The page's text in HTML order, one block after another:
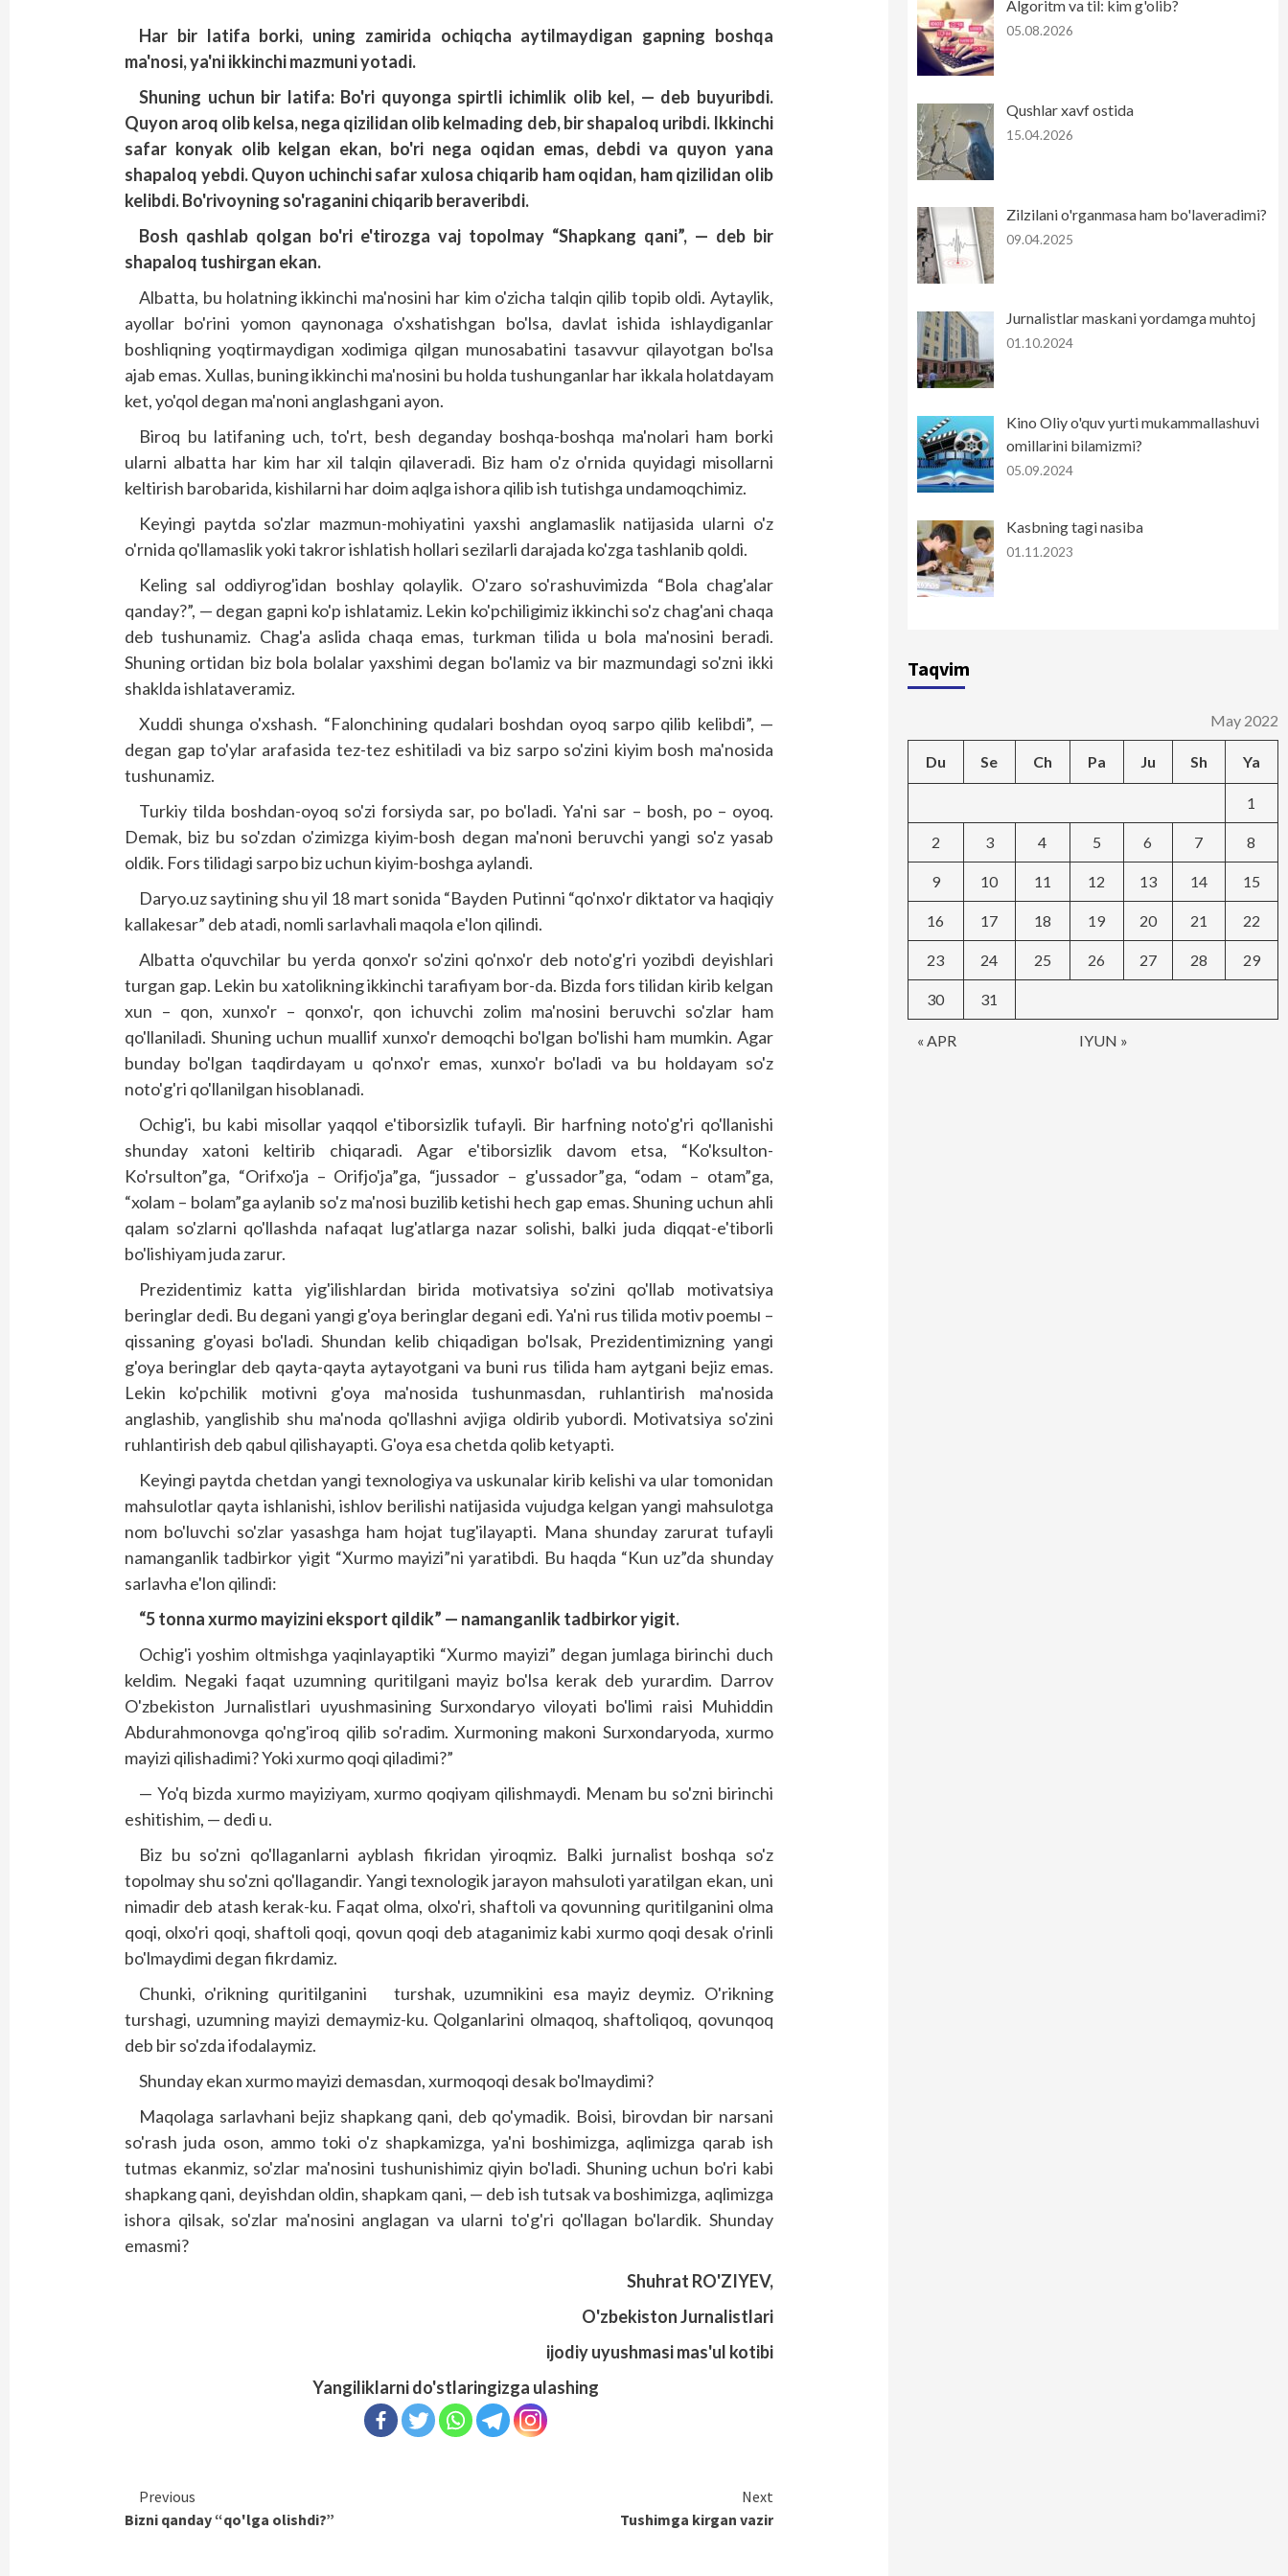
Har bir latifa borki, uning zamirida ochiqcha aytilmaydigan gapning boshqa
ma'nosi, ya'ni ikkinchi mazmuni yotadi.
Shuning uchun bir latifa: Bo'ri quyonga spirtli ichimlik olib kel, — deb buyuribdi.
Quyon aroq olib kelsa, nega qizilidan olib kelmading deb, bir shapaloq uribdi. Ikkinchi
safar konyak olib kelgan ekan, bo'ri nega oqidan emas, debdi va quyon yana
shapaloq yebdi. Quyon uchinchi safar xulosa chiqarib ham oqidan, ham qizilidan olib
kelibdi. Bo'rivoyning so'raganini chiqarib beraveribdi.
Bosh qashlab qolgan bo'ri e'tirozga vaj topolmay “Shapkang qani”, — deb bir
shapaloq tushirgan ekan.
Albatta, bu holatning ikkinchi ma'nosini har kim o'zicha talqin qilib topib oldi. Aytaylik,
ayollar bo'rini yomon qaynonaga o'xshatishgan bo'lsa, davlat ishida ishlaydiganlar
boshliqning yoqtirmaydigan xodimiga qilgan munosabatini tasavvur qilayotgan bo'lsa
ajab emas. Xullas, buning ikkinchi ma'nosini bu holda tushunganlar har ikkala holatdayam
ket, yo'qol degan ma'noni anglashgani ayon.
Biroq bu latifaning uch, to'rt, besh deganday boshqa-boshqa ma'nolari ham borki
ularni albatta har kim har xil talqin qilaveradi. Biz ham o'z o'rnida quyidagi misollarni
keltirish barobarida, kishilarni har doim aqlga ishora qilib ish tutishga undamoqchimiz.
Keyingi paytda so'zlar mazmun-mohiyatini yaxshi anglamaslik natijasida ularni o'z
o'rnida qo'llamaslik yoki takror ishlatish hollari sezilarli darajada ko'zga tashlanib qoldi.
Keling sal oddiyrog'idan boshlay qolaylik. O'zaro so'rashuvimizda “Bola chag'alar
qanday?”, — degan gapni ko'p ishlatamiz. Lekin ko'pchiligimiz ikkinchi so'z chag'ani chaqa
deb tushunamiz. Chag'a aslida chaqa emas, turkman tilida u bola ma'nosini beradi.
Shuning ortidan biz bola bolalar yaxshimi degan bo'lamiz va bir mazmundagi so'zni ikki
shaklda ishlataveramiz.
Xuddi shunga o'xshash. “Falonchining qudalari boshdan oyoq sarpo qilib kelibdi”, —
degan gap to'ylar arafasida tez-tez eshitiladi va biz sarpo so'zini kiyim bosh ma'nosida
tushunamiz.
Turkiy tilda boshdan-oyoq so'zi forsiyda sar, po bo'ladi. Ya'ni sar – bosh, po – oyoq.
Demak, biz bu so'zdan o'zimizga kiyim-bosh degan ma'noni beruvchi yangi so'z yasab
oldik. Fors tilidagi sarpo biz uchun kiyim-boshga aylandi.
Daryo.uz saytining shu yil 18 mart sonida “Bayden Putinni “qo'nxo'r diktator va haqiqiy
kallakesar” deb atadi, nomli sarlavhali maqola e'lon qilindi.
Albatta o'quvchilar bu yerda qonxo'r so'zini qo'nxo'r deb noto'g'ri yozibdi deyishlari
turgan gap. Lekin bu xatolikning ikkinchi tarafiyam bor-da. Bizda fors tilidan kirib kelgan
xun – qon, xunxo'r – qonxo'r, qon ichuvchi zolim ma'nosini beruvchi so'zlar ham
qo'llaniladi. Shuning uchun muallif xunxo'r demoqchi bo'lgan bo'lishi ham mumkin. Agar
bunday bo'lgan taqdirdayam u qo'nxo'r emas, xunxo'r bo'ladi va bu holdayam so'z
noto'g'ri qo'llanilgan hisoblanadi.
Ochig'i, bu kabi misollar yaqqol e'tiborsizlik tufayli. Bir harfning noto'g'ri qo'llanishi
shunday xatoni keltirib chiqaradi. Agar e'tiborsizlik davom etsa, “Ko'ksulton-
Ko'rsulton”ga, “Orifxo'ja – Orifjo'ja”ga, “jussador – g'ussador”ga, “odam – otam”ga,
“xolam – bolam”ga aylanib so'z ma'nosi buzilib ketishi hech gap emas. Shuning uchun ahli
qalam so'zlarni qo'llashda nafaqat lug'atlarga nazar solishi, balki juda diqqat-e'tiborli
bo'lishiyam juda zarur.
Prezidentimiz katta yig'ilishlardan birida motivatsiya so'zini qo'llab motivatsiya
beringlar dedi. Bu degani yangi g'oya beringlar degani edi. Ya'ni rus tilida motiv poemы –
qissaning g'oya­­si bo'ladi. Shundan kelib chiqadigan bo'lsak, Prezidentimizning yangi
g'oya beringlar deb qayta-qayta aytayotgani va buni rus tilida ham ayt­gani bejiz emas.
Lekin ko'pchilik motivni g'oya ma'nosida tushunmasdan, ruhlantirish ma'nosida
anglashib, yanglishib shu ma'noda qo'llashni avjiga oldirib yubordi. Motivatsiya so'zini
ruhlantirish deb qabul qilishayapti. G'oya esa chetda qolib ketyapti.
Keyingi paytda chetdan yangi texnologiya va uskunalar kirib kelishi va ular tomonidan
mahsulotlar qayta ishlanishi, ishlov berilishi natijasida vujudga kelgan yangi mahsulotga
nom bo'luvchi so'zlar yasashga ham hojat tug'ilayapti. Mana shunday zarurat tufayli
namanganlik tadbirkor yigit “Xurmo mayizi”ni yaratibdi. Bu haqda “Kun uz”da shunday
sarlavha e'lon qilindi:
“5 tonna xurmo mayizini eksport qildik” — namanganlik tadbirkor yigit.
Ochig'i yoshim oltmishga yaqinlayaptiki “Xurmo mayizi” degan jumlaga birinchi duch
keldim. Negaki faqat uzumning quritilgani mayiz bo'lsa kerak deb yurardim. Darrov
O'zbekiston Jurnalistlari uyushmasining Surxondaryo viloyati bo'limi raisi Muhiddin
Abdurahmonovga qo'ng'iroq qilib so'radim. Xurmoning makoni Surxondaryoda, xurmo
mayizi qilishadimi? Yoki xurmo qoqi qiladimi?”
— Yo'q bizda xurmo mayiziyam, xurmo qoqiyam qilishmaydi. Menam bu so'zni birinchi
eshitishim, — dedi u.
Biz bu so'zni qo'llaganlarni ayblash fikridan yiroqmiz. Balki jurnalist boshqa so'z
topolmay shu so'zni qo'llagandir. Yangi texnologik jarayon mahsuloti yaratilgan ekan, uni
nimadir deb atash kerak-ku. Faqat olma, olxo'ri, shaftoli va qovunning quritilganini olma
qoqi, olxo'ri qoqi, shaftoli qoqi, qovun qoqi deb ataganimiz kabi xurmo qoqi desak o'rinli
bo'lmaydimi degan fikrdamiz.
Chunki, o'rikning quritilganini turshak, uzum­nikini esa mayiz deymiz. O'rikning
turshagi, uzumning mayizi demaymiz-ku. Qolganlarini olmaqoq, shaftoliqoq, qovunqoq
deb bir so'zda ifodalaymiz.
Shunday ekan xurmo mayizi demasdan, xurmoqoqi desak bo'lmaydimi?
Maqolaga sarlavhani bejiz shapkang qani, deb qo'ymadik. Boisi, birovdan bir narsani
so'rash juda oson, ammo toki o'z shapkamizga, ya'ni boshimizga, aqlimizga qarab ish
tutmas ekanmiz, so'zlar ma'nosini tushunishimiz qiyin bo'ladi. Shuning uchun bo'ri kabi
shapkang qani, deyishdan oldin, shapkam qani, — deb ish tutsak va boshimizga, aqlimizga
ishora qilsak, so'zlar ma'nosini anglagan va ularni to'g'ri qo'llagan bo'lardik. Shunday
emasmi?
Shuhrat RO'ZIYEV,
O'zbekiston Jurnalistlari
ijodiy uyushmasi mas'ul kotibi
Yangiliklarni do'stlaringizga ulashing
Continue
Reading
Previous
Bizni qanday “qo'lga olishdi?”
Next
Tushimga kirgan vazir
Algoritm va til: kim g'olib?
05.08.2026
Qushlar xavf ostida
15.04.2026
Zilzilani o'rganmasa ham bo'laveradimi?
09.04.2025
Jurnalistlar maskani yordamga muhtoj
01.10.2024
Kino Oliy o'quv yurti mukammallashuvi
omillarini bilamizmi?
05.09.2024
Kasbning tagi nasiba
01.11.2023
Taqvim
May 2022
Du Se Ch Pa Ju Sh Ya
« APR IYUN »
1
2 3 4 5 6 7 8
9 10 11 12 13 14 15
16 17 18 19 20 21 22
23 24 25 26 27 28 29
30 31